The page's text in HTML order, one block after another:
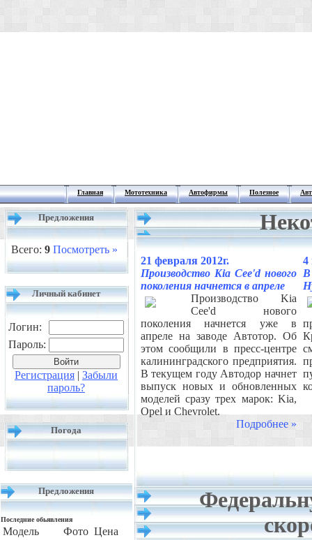
Главная Мототехника Автофирмы Полезное
Предложения
Всего: 9 Посмотреть »
Личный кабинет
Логин:
Пароль:
Регистрация | Забыли
пароль?
Погода
Предложения
Последние обьявления
Модель Фото Цена
21 февраля 2012г.
Производство Kia Cee'd нового
поколения начнется в апреле
Производство Kia
Cee'd нового
поколения начнется уже в
апреле на заводе Автотор. Об
этом сообщили в пресс-центре
калининградского предприятия.
В текущем году Автодор начнет
выпуск новых и обновленных
моделей сразу трех марок: Kia,
Opel и Chevrolet.
Подробнее »
4
В